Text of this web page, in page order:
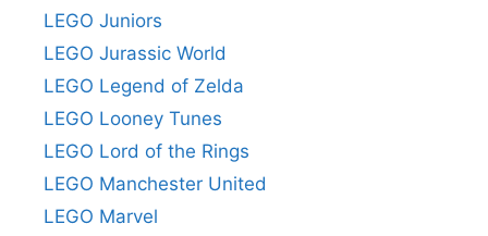
LEGO Juniors
LEGO Jurassic World
LEGO Legend of Zelda
LEGO Looney Tunes
LEGO Lord of the Rings
LEGO Manchester United
LEGO Marvel